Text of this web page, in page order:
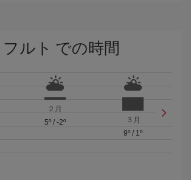
ルト での時間
２月
5º/ -2º
３月
9º / 1º